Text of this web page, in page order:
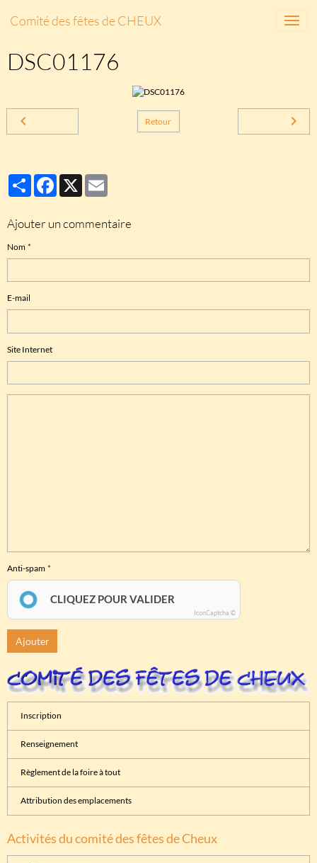
Comité des fêtes de CHEUX
DSC01176
Retour
PartagerFacebook
X
Ajouter un commentaire
Nom
E-mail
Site Internet
Anti-spam
CLIQUEZ POUR VALIDER
IconCaptcha ©
Ajouter
Inscription
Renseignement
Règlement de la foire à tout
Attribution des emplacements
Activités du comité des fêtes de Cheux